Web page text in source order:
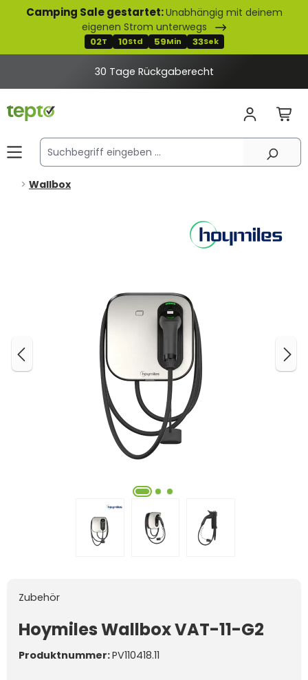
springen
Camping Sale gestartet:Unabhängig mit deinem
eigenen Strom unterwegs
02T 10Std 59Min 32Sek
30 Tage Rückgaberecht
Wallbox
Zubehör
Hoymiles Wallbox VAT-11-G2
Produktnummer:PV110418.11